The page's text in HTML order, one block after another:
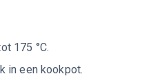
175 °C.
in een kookpot.